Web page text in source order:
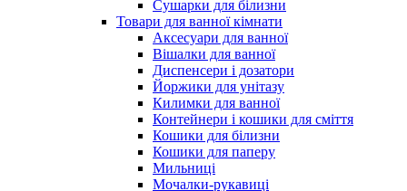
Сушарки для білизни
Товари для ванної кімнати
Аксесуари для ванної
Вішалки для ванної
Диспенсери і дозатори
Йоржики для унітазу
Килимки для ванної
Контейнери і кошики для сміття
Кошики для білизни
Кошики для паперу
Мильниці
Мочалки-рукавиці